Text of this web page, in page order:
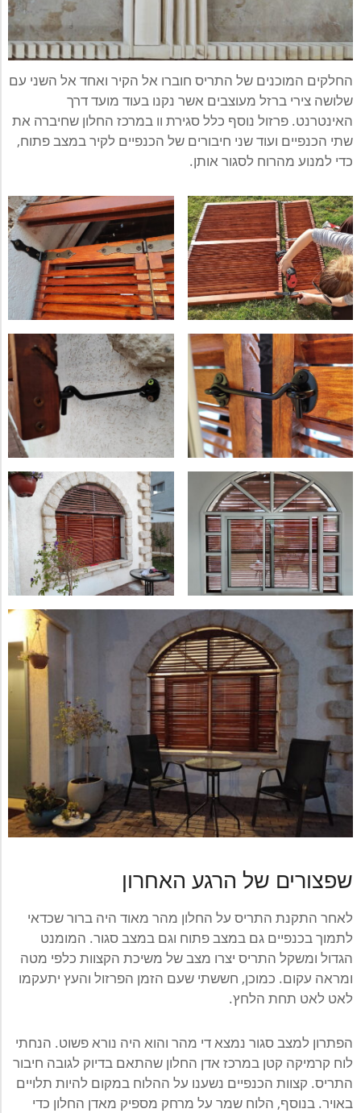
החלקים המוכנים של התריס חוברו אל הקיר ואחד אל השני עם
שלושה צירי ברזל מעוצבים אשר נקנו בעוד מועד דרך
האינטרנט. פרזול נוסף כלל סגירת וו במרכז החלון שחיברה את
שתי הכנפיים ועוד שני חיבורים של הכנפיים לקיר במצב פתוח,
כדי למנוע מהרוח לסגור אותן.
שפצורים של הרגע האחרון
לאחר התקנת התריס על החלון מהר מאוד היה ברור שכדאי
לתמוך בכנפיים גם במצב פתוח וגם במצב סגור. המומנט
הגדול ומשקל התריס יצרו מצב של משיכת הקצוות כלפי מטה
ומראה עקום. כמוכן, חששתי שעם הזמן הפרזול והעץ יתעקמו
לאט לאט תחת הלחץ.
הפתרון למצב סגור נמצא די מהר והוא היה נורא פשוט. הנחתי
לוח קרמיקה קטן במרכז אדן החלון שהתאם בדיוק לגובה חיבור
התריס. קצוות הכנפיים נשענו על ההלוח במקום להיות תלויים
באויר. בנוסף, הלוח שמר על מרחק מספיק מאדן החלון כדי